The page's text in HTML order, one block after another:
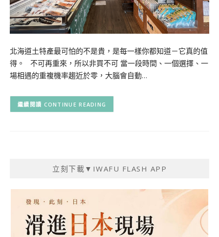
北海道土特產最可怕的不是貴，是每一樣你都知道－它真的值
得。 不可再重來，所以非買不可 當一段時間、一個選擇、一
場相遇的重複機率趨近於零，大腦會自動…
CONTINUE READING
立刻下載▼IWAFU FLASH APP